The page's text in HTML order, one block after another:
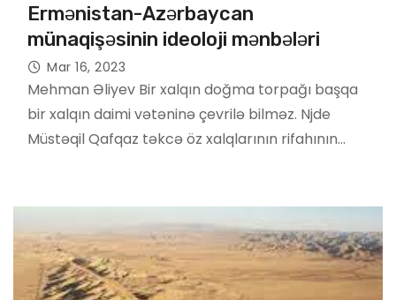
Ermənistan-Azərbaycan
münaqişəsinin ideoloji mənbələri
Mar 16, 2023
Mehman Əliyev Bir xalqın doğma torpağı başqa
bir xalqın daimi vətəninə çevrilə bilməz. Njde
Müstəqil Qafqaz təkcə öz xalqlarının rifahının…